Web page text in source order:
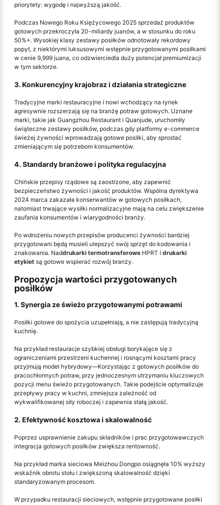
priorytety: wygodę i najwyższą jakość.
Podczas Nowego Roku Księżycowego 2025 sprzedaż produktów
gotowych przekroczyła 20-miliardy juanów, a w stosunku do roku
50%+. Wysokiej klasy zestawy posiłków odnotowały rekordowy
popyt, z niektórymi luksusowymi wstępnie przygotowanymi posiłkami
w cenie 9,999 juana, co odzwierciedla duży potencjał premiumizacji
w tym sektorze.
3. Konkurencyjny krajobraz i działania strategiczne
Tradycyjne marki restauracyjne i nowi wchodzący na rynek
agresywnie rozszerzają się na branżę potraw gotowych. Uznane
marki, takie jak Guangzhou Restaurant i Quanjude, uruchomiły
świąteczne zestawy posiłków, podczas gdy platformy e-commerce
świeżej żywności wprowadzają gotowe posiłki, aby sprostać
zmieniającym się potrzebom konsumentów.
4. Standardy branżowe i polityka regulacyjna
Chińskie przepisy rządowe są zaostrzone, aby zapewnić
bezpieczeństwo żywności i jakość produktów. Wspólna dyrektywa
2024 marca zakazała konserwantów w gotowych posiłkach,
natomiast trwające wysiłki normalizacyjne mają na celu zwiększenie
zaufania konsumentów i wiarygodności branży.
Po wdrożeniu nowych przepisów producenci żywności bardziej
przygotowani będą musieli ulepszyć swój sprzęt do kodowania i
znakowania. Naddrukarki termotransferowe HPRT i drukarki
etykiet są gotowe wspierać rozwój branży.
Propozycja wartości przygotowanych
posiłków
1. Synergia ze świeżo przygotowanymi potrawami
Posiłki gotowe do spożycia uzupełniają, a nie zastępują tradycyjną
kuchnię.
Na przykład restauracje szybkiej obsługi borykające się z
ograniczeniami przestrzeni kuchennej i rosnącymi kosztami pracy
przyjmują model hybrydowy—Korzystając z gotowych posiłków do
pracochłonnych potraw, przy jednoczesnym utrzymaniu kluczowych
pozycji menu świeżo przygotowanych. Takie podejście optymalizuje
przepływy pracy w kuchni, zmniejsza zależność od
wykwalifikowanej siły roboczej i zapewnia stałą jakość.
2. Efektywność kosztowa i skalowalność
Poprzez usprawnienie zakupu składników i prac przygotowawczych
integracja gotowych posiłków zwiększa rentowność.
Na przykład marka sieciowa Meizhou Dongpo osiągnęła 10% wyższy
wskaźnik obrotu stołu i zwiększoną skalowalność dzięki
standaryzowanym procesom.
W przypadku restauracji sieciowych, wstępnie przygotowane posiłki